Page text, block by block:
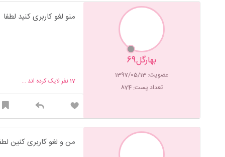
بهارگل69
عضویت: 1397/05/13
تعداد پست: 874
منو لغو کاربری کنید لطفا
17نفر لایک کرده اند ...
من و لغو کاربری کنین